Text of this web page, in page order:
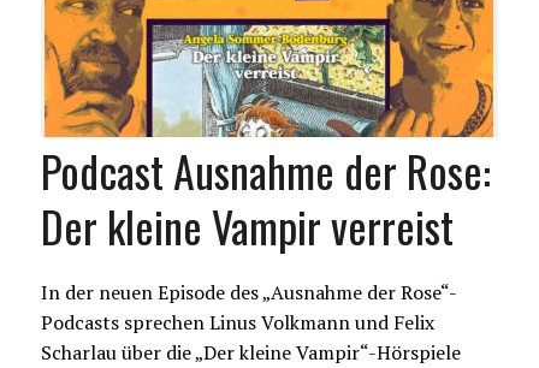
Podcast Ausnahme der Rose:
Der kleine Vampir verreist
In der neuen Episode des „Ausnahme der Rose“-
Podcasts sprechen Linus Volkmann und Felix
Scharlau über die „Der kleine Vampir“-Hörspiele